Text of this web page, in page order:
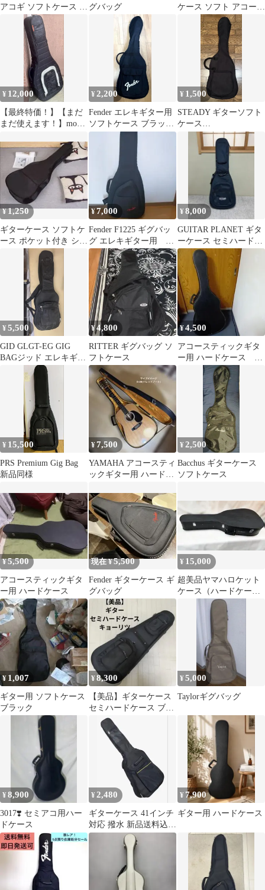
アコギ ソフトケース 軽
量 撥水 リュック ブラ
グバッグ
ケース ソフト アコース
ティック エレキ 軽量防
水黒41
¥ 12,000
【最終特価！】【まだ
まだ使えます！】mono
ス
¥2,200
Fender エレキギター用
ソフトケース ブラック
純正
¥ 1,500
STEADY ギターソフト
ケース
(980mm×380mm×50mm)
¥1,250
ギターケース ソフトケ
ース ポケット付き ショ
ルダー 楽器アクセサリ
ー41インチ
¥7,000
Fender F1225 ギグバッ
グ エレキギター用 新
品
¥8,000
GUITAR PLANET ギタ
ーケース セミハードケ
ース
¥5,500
GID GLGT-EG GIG
BAGジッド エレキギタ
ー用ギグバッグ
¥4,800
RITTER ギグバッグ ソ
フトケース
¥4,500
アコースティックギタ
ー用 ハードケース フ
ラメンコギター クラ
シックギター
¥ 15,500
PRS Premium Gig Bag
新品同様
¥7,500
YAMAHA アコースティ
ックギター用 ハードケ
¥ 2,500
Bacchus ギターケース
ソフトケース
¥5,500
アコースティックギタ
ー用 ハードケース
現在 ¥5,500
Fender ギターケース ギ
グバッグ
¥ 15,000
超美品ヤマハロケット
ケース（ハードケー
ス）ドレッドノート用
¥ 1,007
ギター用 ソフトケース
ブラック
¥8,300
【美品】ギターケース
セミハードケース ブラ
ック キョーリツSHE-
120/BK
¥5,000
Taylorギグバッグ
¥8,900
3017❣️ セミアコ用ハー
ドケース
¥2,480
ギターケース 41インチ
対応 撥水 新品送料込
み！！
¥ 7,900
ギター用 ハードケース